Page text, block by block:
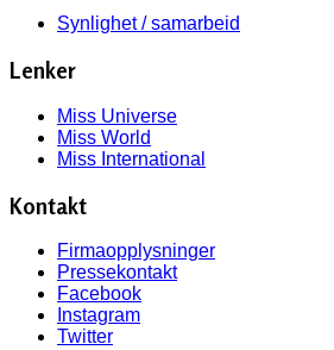
Synlighet / samarbeid
Lenker
Miss Universe
Miss World
Miss International
Kontakt
Firmaopplysninger
Pressekontakt
Facebook
Instagram
Twitter